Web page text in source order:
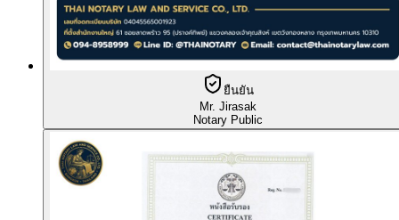
ยืนยัน
Mr. Jirasak
Notary Public